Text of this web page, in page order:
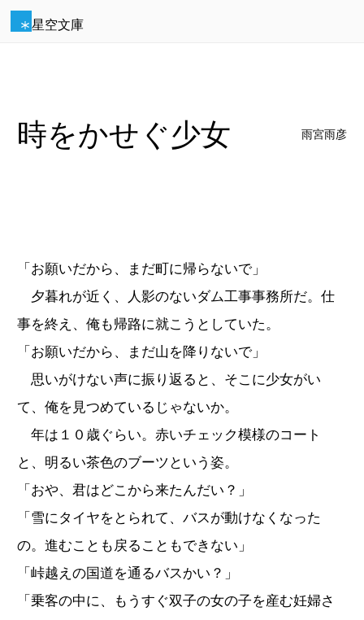
星空文庫
時をかせぐ少女 雨宮雨彦
「お願いだから、まだ町に帰らないで」
夕暮れが近く、人影のないダム工事事務所だ。仕
事を終え、俺も帰路に就こうとしていた。
「お願いだから、まだ山を降りないで」
思いがけない声に振り返ると、そこに少女がい
て、俺を見つめているじゃないか。
年は１０歳ぐらい。赤いチェック模様のコート
と、明るい茶色のブーツという姿。
「おや、君はどこから来たんだい？」
「雪にタイヤをとられて、バスが動けなくなった
の。進むことも戻ることもできない」
「峠越えの国道を通るバスかい？」
「乗客の中に、もうすぐ双子の女の子を産む妊婦さ